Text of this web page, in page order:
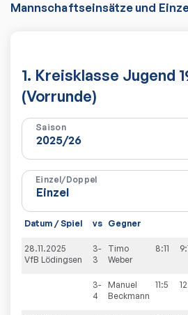
Mannschaftseinsätze und
1. Kreisklasse Jugend
(Vorrunde)
Saison
Einzel/Doppel
Datum / Spiel vs Gegner
28.11.2025
VfB Lödingsen
3-
3
Timo
Weber
8:11
3-
4
Manuel
Beckmann
11:5